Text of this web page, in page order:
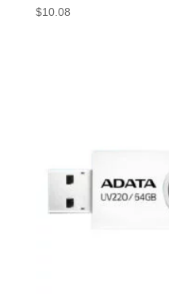
$10.08